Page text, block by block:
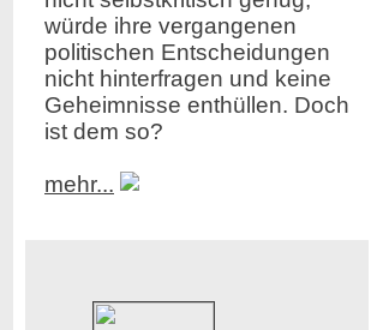
würde ihre vergangenen
politischen Entscheidungen
nicht hinterfragen und keine
Geheimnisse enthüllen. Doch
ist dem so?
mehr...